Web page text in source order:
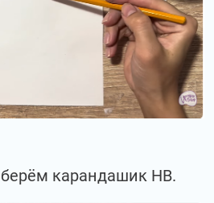
карандашик НВ.